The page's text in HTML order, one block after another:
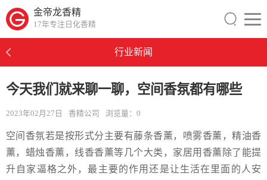
金帝龙香精
17年专注日化香精
行业新闻
今天我们就来聊一聊，空间香氛都有哪些
2023年02月27日 香精公司 浏览量： 0
空间香氛若是按形式分主要有藤条香薰，喷雾香薰，精油香
薰，蜡烛香薰，线香香薰等几个大类，家居用香薰除了能提
升自家逼格之外，最主要的作用还是让生活在里面的人安